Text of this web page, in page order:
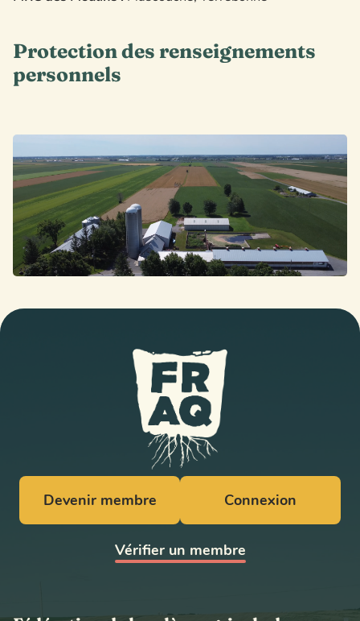
Protection des renseignements
personnels
Devenir membre Connexion
Vérifier un membre